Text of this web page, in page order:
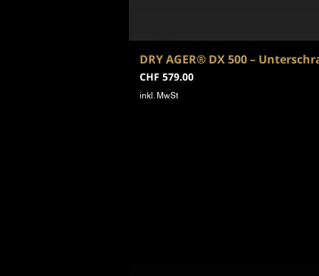
DRY AGER® DX 500 –
Preis
CHF 579.00
inkl. MwSt